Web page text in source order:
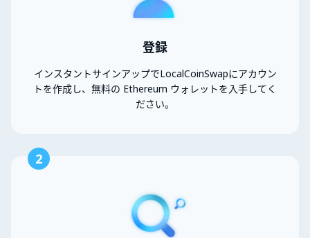
登録
インスタントサインアップでLocalCoinSwapにアカウン
トを作成し、無料の Ethereum ウォレットを入手してく
ださい。
2